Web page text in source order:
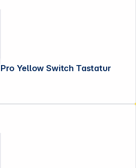
Razer BlackWidow V4 Pro Yellow Switch Tastatur